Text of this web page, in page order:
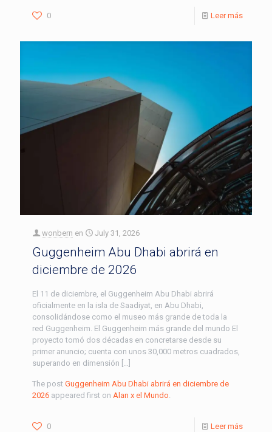
0 Leer más
wonbern en July 31, 2026
Guggenheim Abu Dhabi abrirá en
diciembre de 2026
El 11 de diciembre, el Guggenheim Abu Dhabi abrirá
oficialmente en la isla de Saadiyat, en Abu Dhabi,
consolidándose como el museo más grande de toda la
red Guggenheim. El Guggenheim más grande del mundo El
proyecto tomó dos décadas en concretarse desde su
primer anuncio; cuenta con unos 30,000 metros cuadrados,
superando en dimensión […]
The post Guggenheim Abu Dhabi abrirá en diciembre de
2026 appeared first on Alan x el Mundo.
0 Leer más